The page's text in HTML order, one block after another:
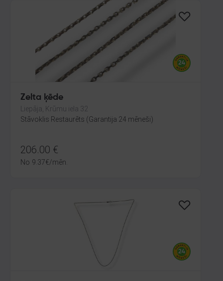
Zelta ķēde
Liepāja, Krūmu iela 32
Stāvoklis Restaurēts (Garantija 24 mēneši)
206.00 €
No 9.37€/mēn.